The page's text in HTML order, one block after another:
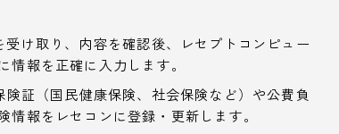
受け取り、内容を確認後、レセプトコンピュー
報を正確に入力します。
険証（国民健康保険、社会保険など）や公費負
報をレセコンに登録・更新します。